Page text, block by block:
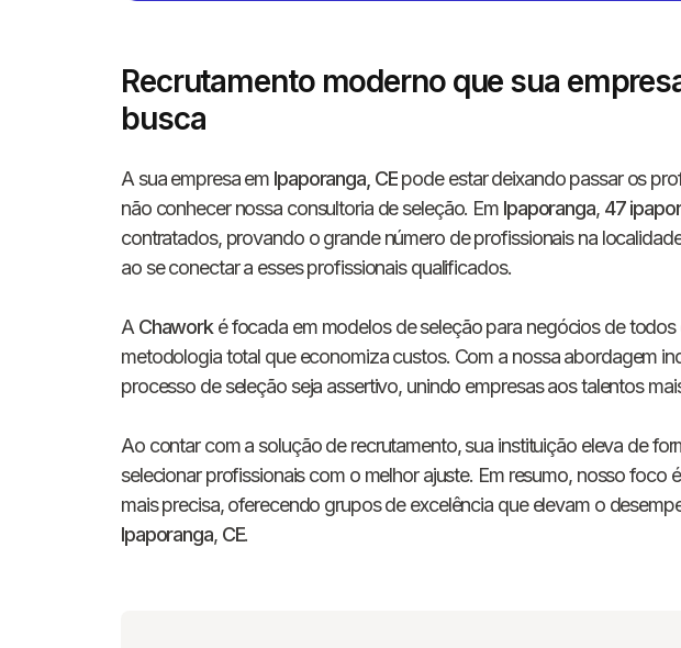
Recrutamento moderno que sua
busca
A sua empresa em Ipaporanga, CEpode estar deixando passar os
não conhecer nossa consultoria de seleção. Em Ipaporanga, 47
contratados, provando o grande número de profissionais na
ao se conectar a esses profissionais qualificados.
A Chawork é focada em modelos de seleção para negócios de
metodologia total que economiza custos. Com a nossa abordagem
processo de seleção seja assertivo, unindo empresas aos talentos
Ao contar com a solução de recrutamento, sua instituição eleva de
selecionar profissionais com o melhor ajuste. Em resumo, nosso foco
mais precisa, oferecendo grupos de excelência que elevam o
Ipaporanga, CE.